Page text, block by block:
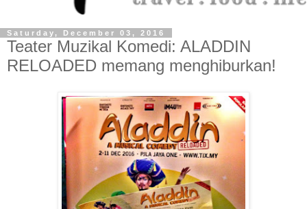
Saturday, December 03, 2016
Teater Muzikal Komedi: ALADDIN
RELOADED memang menghiburkan!